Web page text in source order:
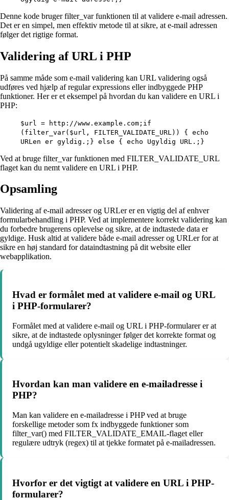
Denne kode bruger filter_var funktionen til at validere e-mail adressen.
Det er en simpel, men effektiv metode til at sikre, at e-mail adressen
følger det rigtige format.
Validering af URL i PHP
På samme måde som e-mail validering kan URL validering også
udføres ved hjælp af regular expressions eller indbyggede PHP
funktioner. Her er et eksempel på hvordan du kan validere en URL i
PHP:
$url = http://www.example.com;if
(filter_var($url, FILTER_VALIDATE_URL)) { echo
URLen er gyldig.;} else { echo Ugyldig URL.;}
Ved at bruge filter_var funktionen med FILTER_VALIDATE_URL
flaget kan du nemt validere en URL i PHP.
Opsamling
Validering af e-mail adresser og URLer er en vigtig del af enhver
formularbehandling i PHP. Ved at implementere korrekt validering kan
du forbedre brugerens oplevelse og sikre, at de indtastede data er
gyldige. Husk altid at validere både e-mail adresser og URLer for at
sikre en høj standard for dataindtastning på dit website eller
webapplikation.
Hvad er formålet med at validere e-mail og URL
i PHP-formularer?
Formålet med at validere e-mail og URL i PHP-formularer er at
sikre, at de indtastede oplysninger følger det korrekte format og
undgå ugyldige eller potentielt skadelige indtastninger.
Hvordan kan man validere en e-mailadresse i
PHP?
Man kan validere en e-mailadresse i PHP ved at bruge
forskellige metoder som fx indbyggede funktioner som
filter_var() med FILTER_VALIDATE_EMAIL-flaget eller
regulære udtryk (regex) til at tjekke formatet på e-mailadressen.
Hvorfor er det vigtigt at validere en URL i PHP-
formularer?